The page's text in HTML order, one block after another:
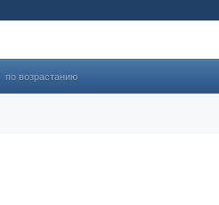
по возрастанию